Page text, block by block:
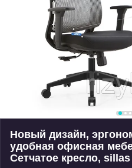
Новый дизайн,
удобная офисная
Сетчатое кресло,